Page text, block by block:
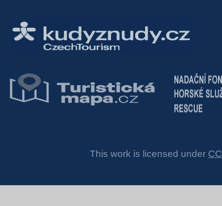
This work is licensed under